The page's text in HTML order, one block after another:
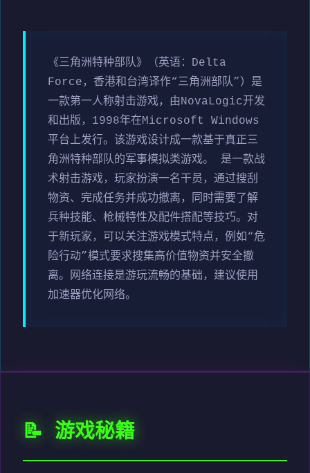
《三角洲特种部队》（英语：Delta
Force，香港和台湾译作“三角洲部队”）是
一款第一人称射击游戏，由NovaLogic开发
和出版，1998年在Microsoft Windows
平台上发行。该游戏设计成一款基于真正三
角洲特种部队的军事模拟类游戏。 是一款战
术射击游戏，玩家扮演一名干员，通过搜刮
物资、完成任务并成功撤离，同时需要了解
兵种技能、枪械特性及配件搭配等技巧。对
于新玩家，可以关注游戏模式特点，例如“危
险行动”模式要求搜集高价值物资并安全撤
离。网络连接是游玩流畅的基础，建议使用
加速器优化网络。
📝 游戏秘籍